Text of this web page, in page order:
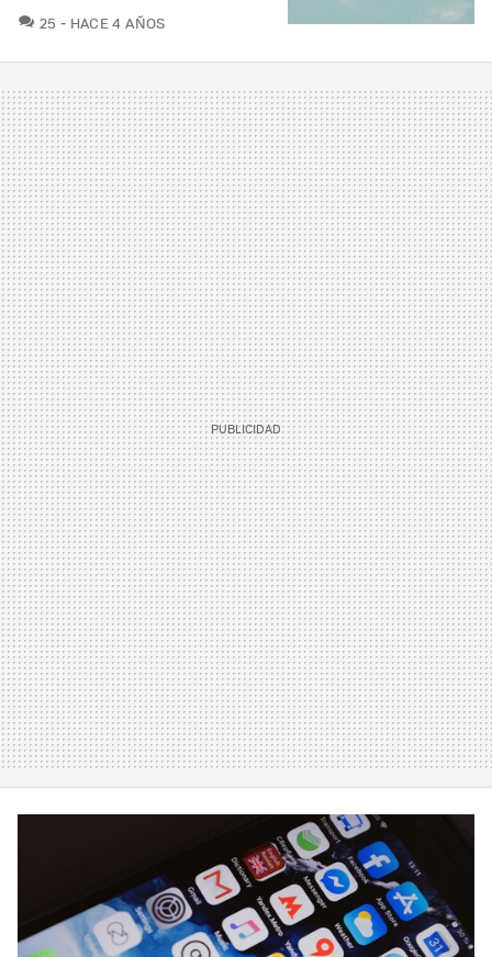
25 COMENTARIOS
HACE 4 AÑOS